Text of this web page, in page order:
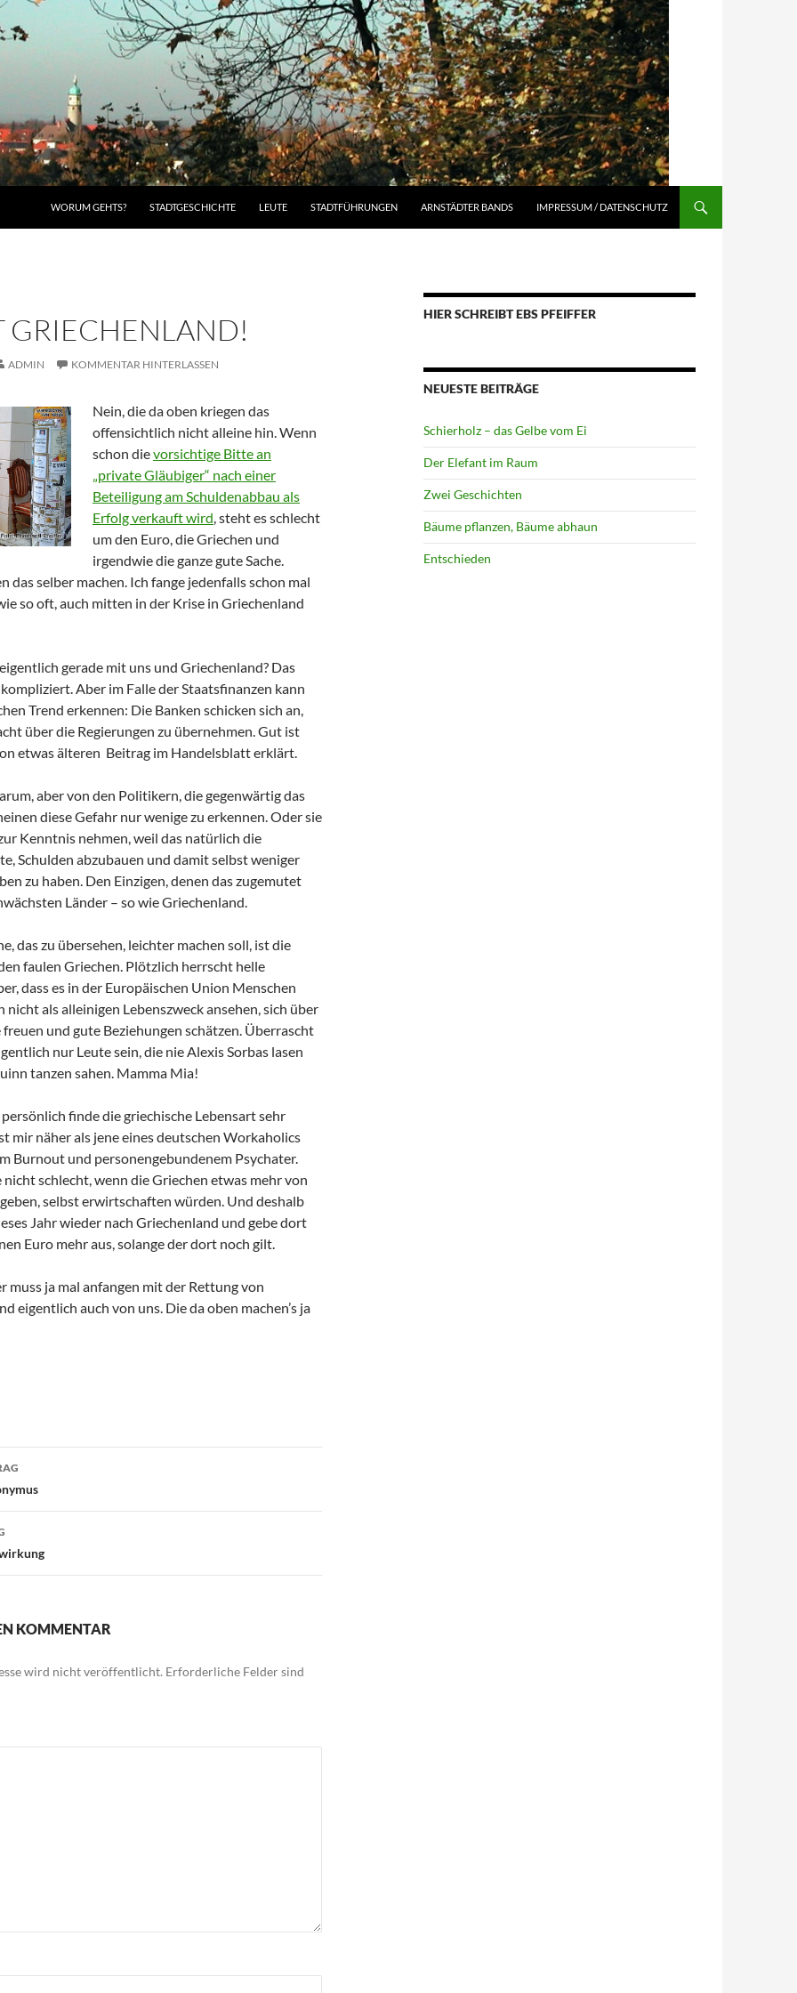
WORUM GEHTS? STADTGESCHICHTE LEUTE STADTFÜHRUNGEN ARNSTÄDTER BANDS IMPRESSUM / DATENSCHUTZ
GRIECHENLAND!
ADMIN KOMMENTAR HINTERLASSEN
Nein, die da oben kriegen das
offensichtlich nicht alleine hin. Wenn
schon dievorsichtige Bitte an
„private Gläubiger“ nach einer
Beteiligung am Schuldenabbau als
Erfolg verkauft wird, steht es schlecht
um den Euro, die Griechen und
irgendwie die ganze gute Sache.
das selber machen. Ich fange jedenfalls schon mal
so oft, auch mitten in der Krise in Griechenland
gerade mit uns und Griechenland? Das
Aber im Falle der Staatsfinanzen kann
Trend erkennen: Die Banken schicken sich an,
über die Regierungen zu übernehmen. Gut ist
etwas älteren Beitrag im Handelsblatt erklärt.
aber von den Politikern, die gegenwärtig das
diese Gefahr nur wenige zu erkennen. Oder sie
Kenntnis nehmen, weil das natürlich die
Schulden abzubauen und damit selbst weniger
zu haben. Den Einzigen, denen das zugemutet
Länder – so wie Griechenland.
das zu übersehen, leichter machen soll, ist die
faulen Griechen. Plötzlich herrscht helle
dass es in der Europäischen Union Menschen
nicht als alleinigen Lebenszweck ansehen, sich über
und gute Beziehungen schätzen. Überrascht
nur Leute sein, die nie Alexis Sorbas lasen
tanzen sahen. Mamma Mia!
finde die griechische Lebensart sehr
mir näher als jene eines deutschen Workaholics
Burnout und personengebundenem Psychater.
nicht schlecht, wenn die Griechen etwas mehr von
selbst erwirtschaften würden. Und deshalb
Jahr wieder nach Griechenland und gebe dort
Euro mehr aus, solange der dort noch gilt.
muss ja mal anfangen mit der Rettung von
eigentlich auch von uns. Die da oben machen’s ja
KOMMENTAR
wird nicht veröffentlicht. Erforderliche Felder sind
HIER SCHREIBT EBS PFEIFFER
NEUESTE BEITRÄGE
Schierholz – das Gelbe vom Ei
Der Elefant im Raum
Zwei Geschichten
Bäume pflanzen, Bäume abhaun
Entschieden